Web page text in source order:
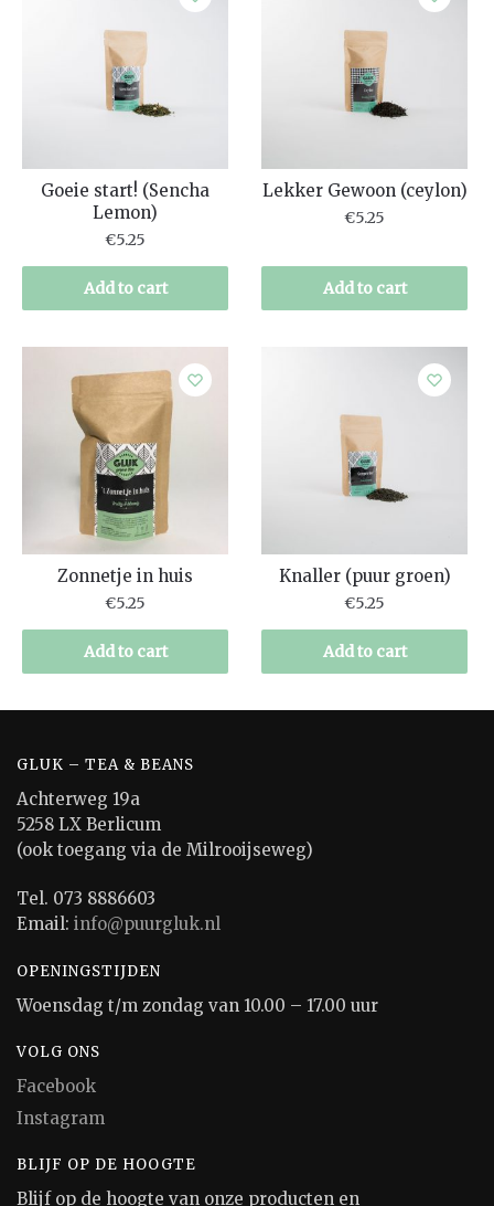
Goeie start! (Sencha
Lemon)
€5.25
Add to cart
Lekker Gewoon (ceylon)
€5.25
Add to cart
Zonnetje in huis
€5.25
Add to cart
Knaller (puur groen)
€5.25
Add to cart
GLUK – TEA & BEANS
Achterweg 19a
5258 LX Berlicum
(ook toegang via de Milrooijseweg)
Tel. 073 8886603
Email: info@puurgluk.nl
OPENINGSTIJDEN
Woensdag t/m zondag van 10.00 – 17.00 uur
VOLG ONS
Facebook
Instagram
BLIJF OP DE HOOGTE
Blijf op de hoogte van onze producten en